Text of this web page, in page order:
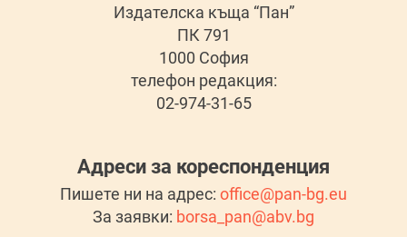
Издателска къща “Пан”
ПК 791
1000 София
телефон редакция:
02-974-31-65
Адреси за кореспонденция
Пишете ни на адрес: office@pan-bg.eu
За заявки: borsa_pan@abv.bg